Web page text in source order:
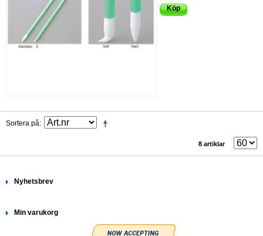
Köp
Sortera på
8 artiklar
Nyhetsbrev
Min varukorg